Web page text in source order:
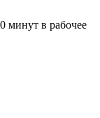
минут в рабочее